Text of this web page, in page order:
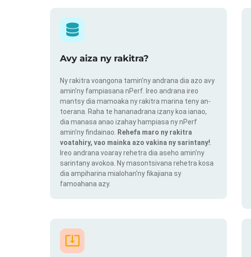
Avy aiza ny rakitra?
Ny rakitra voangona tamin'ny andrana dia azo avy
amin'ny fampiasana nPerf. Ireo andrana ireo
mantsy dia mamoaka ny rakitra marina teny an-
toerana. Raha te hananadrana izany koa ianao,
dia manasa anao izahay hampiasa ny nPerf
amin'ny findainao.
Rehefa maro ny rakitra
voatahiry, vao mainka azo vakina ny sarintany!
Ireo andrana voaray rehetra dia aseho amin'ny
sarintany avokoa. Ny masontsivana rehetra kosa
dia ampiharina mialohan'ny fikajiana sy
famoahana azy.